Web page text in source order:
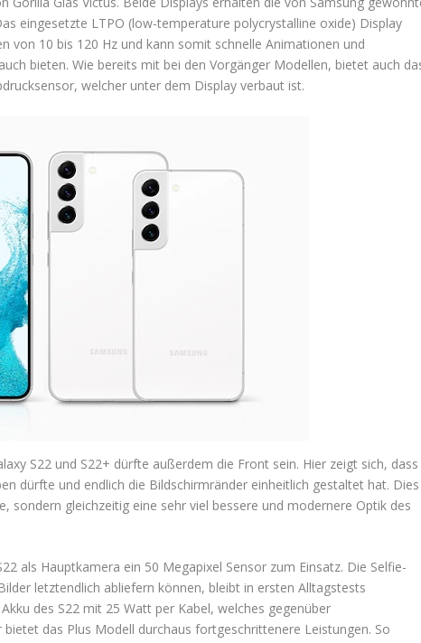
eingesetzte LTPO (low-temperature polycrystalline oxide) Display
von 10 bis 120 Hz und kann somit schnelle Animationen und
bieten. Wie bereits mit bei den Vorgänger Modellen, bietet auch
welcher unter dem Display verbaut ist.
S22 und S22+ dürfte außerdem die Front sein. Hier zeigt sich, dass
dürfte und endlich die Bildschirmränder einheitlich gestaltet hat. Dies
sondern gleichzeitig eine sehr viel bessere und modernere Optik des
als Hauptkamera ein 50 Megapixel Sensor zum Einsatz. Die Selfie-
letztendlich abliefern können, bleibt in ersten Alltagstests
des S22 mit 25 Watt per Kabel, welches gegenüber
das Plus Modell durchaus fortgeschrittenere Leistungen. So